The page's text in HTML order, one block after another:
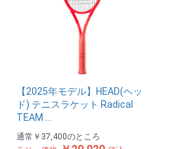
【2025年モデル】HEAD(ヘッ
ド) テニスラケット Radical
TEAM …
通常 ￥37,400のところ